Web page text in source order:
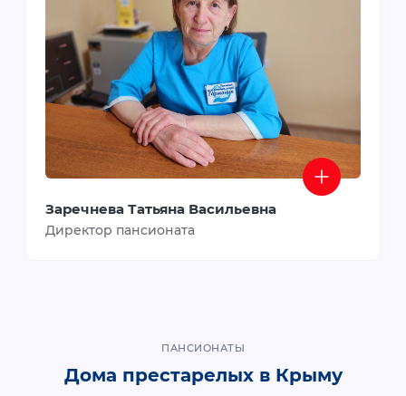
Заречнева Татьяна Васильевна
Директор пансионата
ПАНСИОНАТЫ
Дома престарелых в Крыму